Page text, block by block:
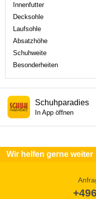
Innenfutter
Decksohle
Laufsohle
Absatzhöhe
Schuhweite
Besonderheiten
Schuhparadies
In App öffnen
Wir helfen gerne weiter